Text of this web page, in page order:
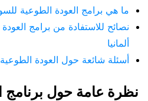
ما هي برامج العودة الطوعية
نصائح للاستفادة من برامج
ألمانيا
أسئلة شائعة حول العودة الطوعية
نظرة عامة حول برنامج